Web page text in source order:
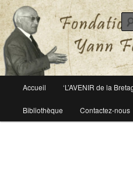
Fondation Yann
Le site officiel de la fondation Yann
principal
Aller
au
Accueil ‘L’AVENIR de la
Bibliothèque Contactez-nous